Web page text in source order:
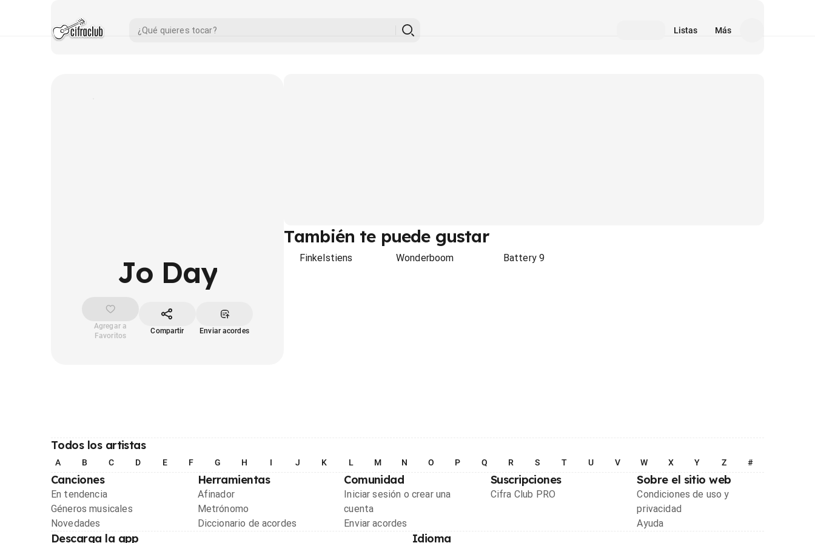
Listas Más
Jo Day
Agregar a
Favoritos
Compartir Enviar acordes
También te puede gustar
Finkelstiens Wonderboom Battery 9
Todos los artistas
A B C D E F G H I J K L M N O P Q R S T U V W X Y Z #
Canciones
En tendencia
Géneros musicales
Novedades
Herramientas
Afinador
Metrónomo
Diccionario de acordes
Comunidad
Iniciar sesión o crear una
cuenta
Enviar acordes
Suscripciones
Cifra Club PRO
Sobre el sitio web
Condiciones de uso y
privacidad
Ayuda
Descarga la app Idioma